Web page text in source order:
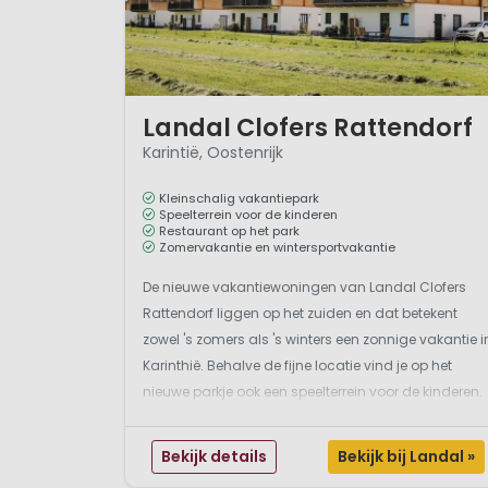
Landal Clofers Rattendorf
Karintië, Oostenrijk
Kleinschalig vakantiepark
Speelterrein voor de kinderen
Restaurant op het park
Zomervakantie en wintersportvakantie
De nieuwe vakantiewoningen van Landal Clofers
Rattendorf liggen op het zuiden en dat betekent
zowel 's zomers als 's winters een zonnige vakantie
Karinthië. Behalve de fijne locatie vind je op het
nieuwe parkje ook een speelterrein voor de kinderen.
buitenlucht dan kun je bij Gasthof Reiter een heerlijke
...
Bekijk details Bekijk bij Landal »